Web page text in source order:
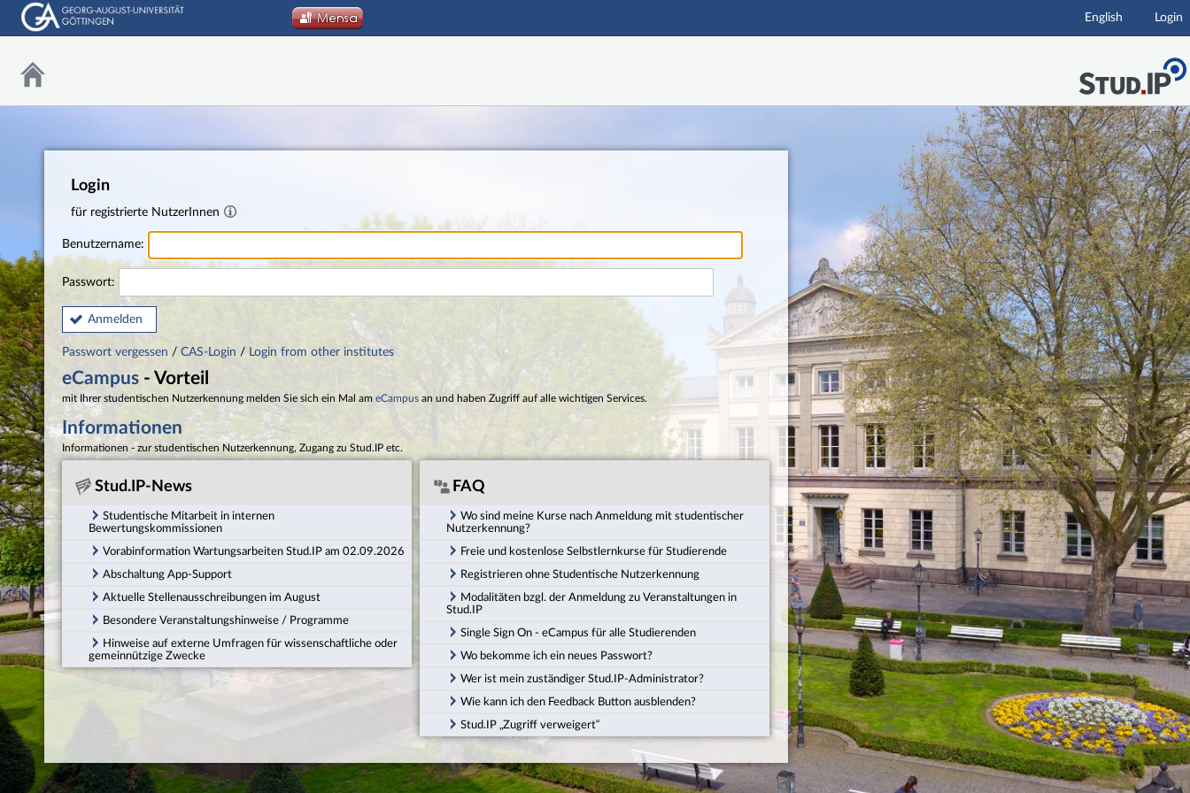
Hauptnavigation
English Login
Login
für registrierte NutzerInnen
Benutzername:
Passwort:
Anmelden
Passwort vergessen / CAS-Login / Login from other institutes
eCampus - Vorteil
mit Ihrer studentischen Nutzerkennung melden Sie sich ein Mal am eCampus an und haben Zugriff auf alle wichtigen Services.
Informationen
Informationen - zur studentischen Nutzerkennung, Zugang zu Stud.IP etc.
Stud.IP-News
Studentische Mitarbeit in internen
Bewertungskommissionen
Vorabinformation Wartungsarbeiten Stud.IP am 02.09.2026
Abschaltung App-Support
Aktuelle Stellenausschreibungen im August
Besondere Veranstaltungshinweise / Programme
Hinweise auf externe Umfragen für wissenschaftliche oder
gemeinnützige Zwecke
FAQ
Wo sind meine Kurse nach Anmeldung mit studentischer
Nutzerkennung?
Freie und kostenlose Selbstlernkurse für Studierende
Registrieren ohne Studentische Nutzerkennung
Modalitäten bzgl. der Anmeldung zu Veranstaltungen in
Stud.IP
Single Sign On - eCampus für alle Studierenden
Wo bekomme ich ein neues Passwort?
Wer ist mein zuständiger Stud.IP-Administrator?
Wie kann ich den Feedback Button ausblenden?
Stud.IP „Zugriff verweigert“